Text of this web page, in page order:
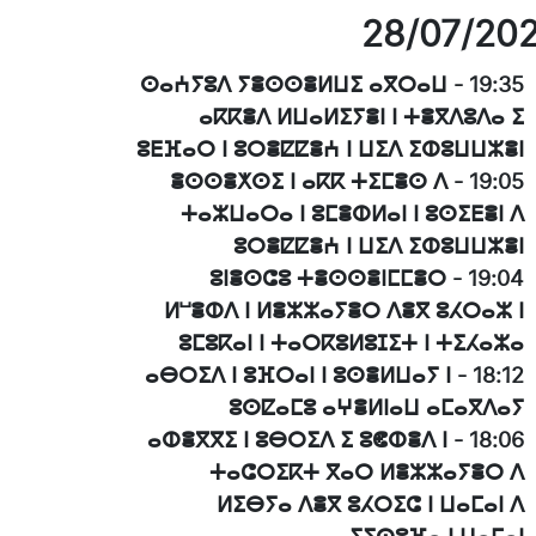
28/07/
19:35
-
ⵙⴰⵄⵢⵓⴷ ⵢⴻⵙⵙⴻⵍⵡⵉ ⴰⴳⵔⴰⵡ
ⴰⴽⴽⴻⴷ ⵍⵡⴰⵍⵉⵢⴻⵏ ⵏ ⵜⴻⴳⴷⵓⴷⴰ ⵉ
ⵓⴹⴼⴰⵔ ⵏ ⵓⵔⴻⵇⵇⴻⵄ ⵏ ⵡⵉⴷ ⵉⵀⵓⵡⵡⵣⴻⵏ
19:05
-
ⴻⵙⵙⴻⵅⵙⵉ ⵏ ⴰⴽⴽ ⵜⵉⵎⴻⵙ ⴷ
ⵜⴰⵣⵡⴰⵔⴰ ⵏ ⵓⵎⴻⵀⵍⴰⵏ ⵏ ⵓⵙⵉⴹⴻⵏ ⴷ
ⵓⵔⴻⵇⵇⴻⵄ ⵏ ⵡⵉⴷ ⵉⵀⵓⵡⵡⵣⴻⵏ
19:04
-
ⵓⵏⴻⵙⵛⵓ ⵜⴻⵙⵙⴻⵏⵎⵎⴻⵔ
ⵍⵯⴻⵀⴷ ⵏ ⵍⴻⵣⵣⴰⵢⴻⵔ ⴷⴻⴳ ⵓⵃⵔⴰⵣ ⵏ
ⵓⵎⵓⴽⴰⵏ ⵏ ⵜⴰⵔⴽⵓⵍⵓⵊⵉⵜ ⵏ ⵜⵉⵃⴰⵣⴰ
18:12
-
ⴰⴱⵔⵉⴷ ⵏ ⵓⴼⵔⴰⵏ ⵏ ⵓⵙⴻⵍⵡⴰⵢ ⵏ
ⵓⵙⵇⴰⵎⵓ ⴰⵖⴻⵍⵏⴰⵡ ⴰⵎⴰⴳⴷⴰⵢ
18:06
-
ⴰⵀⴻⴳⴳⵉ ⵏ ⵓⴱⵔⵉⴷ ⵉ ⵓⵞⵀⴻⴷ ⵏ
ⵜⴰⵛⵔⵉⴽⵜ ⴳⴰⵔ ⵍⴻⵣⵣⴰⵢⴻⵔ ⴷ
ⵍⵉⴱⵢⴰ ⴷⴻⴳ ⵓⵃⵔⵉⵛ ⵏ ⵡⴰⵎⴰⵏ ⴷ